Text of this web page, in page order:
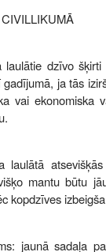
laulātie dzīvo
ja tās
vai
laulātā
mantu būtu
kopdzīves
jaunā sadaļa